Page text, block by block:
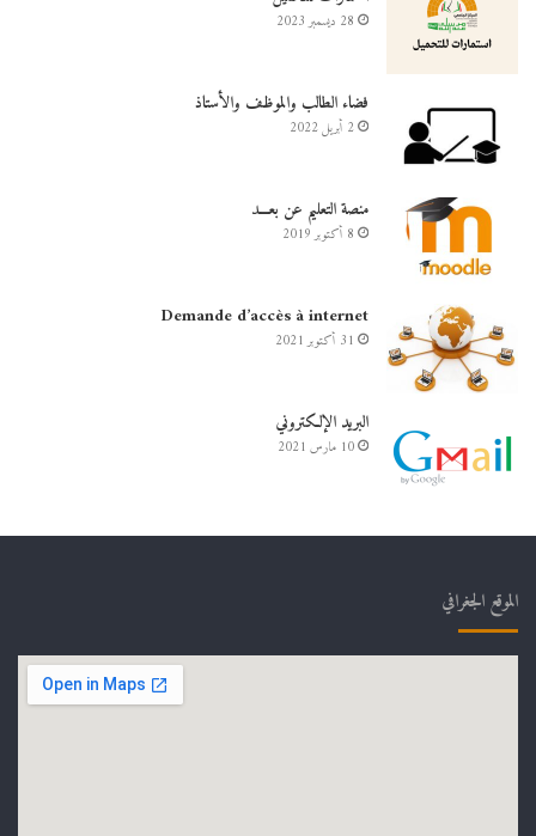
28 ديسمبر 2023
فضاء الطالب والموظف والأستاذ
2 أبريل 2022
منصة التعليم عن بعـــد
8 أكتوبر 2019
Demande d’accès à internet
31 أكتوبر 2021
البريد الإلكتروني
10 مارس 2021
الموقع الجغرافي